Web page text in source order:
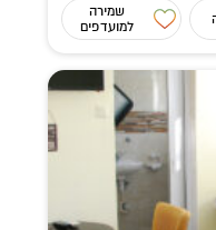
שמירה
למועדפים